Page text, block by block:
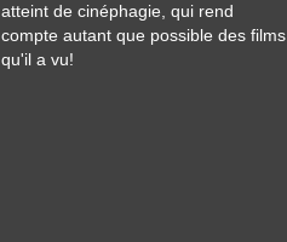
atteint de cinéphagie, qui rend
compte autant que possible des films
qu'il a vu!